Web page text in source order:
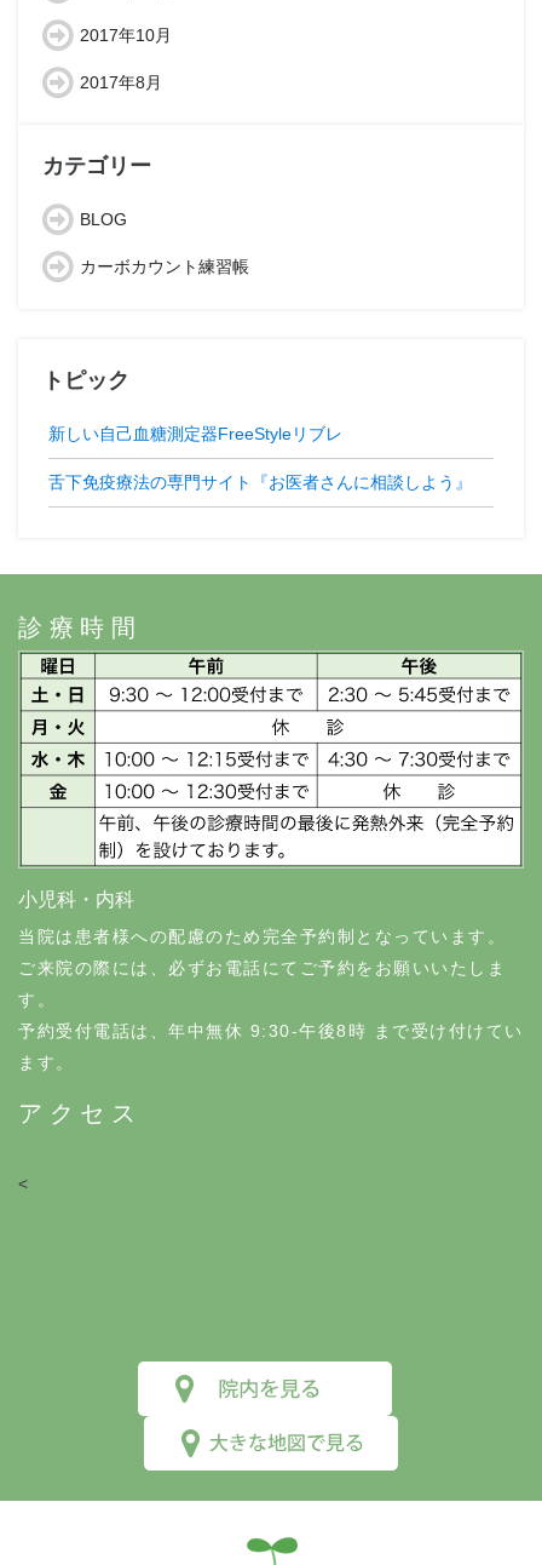
2017年10月
2017年8月
カテゴリー
BLOG
カーボカウント練習帳
トピック
新しい自己血糖測定器FreeStyleリブレ
舌下免疫療法の専門サイト『お医者さんに相談しよう』
診療時間
小児科・内科
当院は患者様への配慮のため完全予約制となっています。
ご来院の際には、必ずお電話にてご予約をお願いいたしま
す。
予約受付電話は、年中無休 9:30-午後8時 まで受け付けてい
ます。
アクセス
<